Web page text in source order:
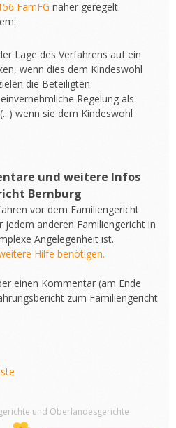
FamFG näher geregelt.
Lage des Verfahrens auf ein
wenn dies dem Kindeswohl
die Beteiligten
Regelung als
wenn sie dem Kindeswohl
und weitere Infos
Bernburg
vor dem Familiengericht
jedem anderen Familiengericht in
Angelegenheit ist.
Hilfe benötigen.
einen Kommentar (am Ende
zum Familiengericht
und Oberlandesgerichte